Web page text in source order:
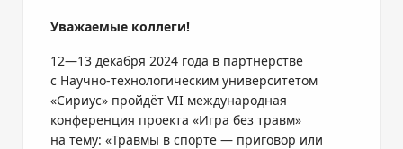
Уважаемые коллеги!
12—13 декабря 2024 года в партнерстве
с Научно-технологическим университетом
«Сириус» пройдёт VII международная
конференция проекта «Игра без травм»
на тему: «Травмы в спорте — приговор или